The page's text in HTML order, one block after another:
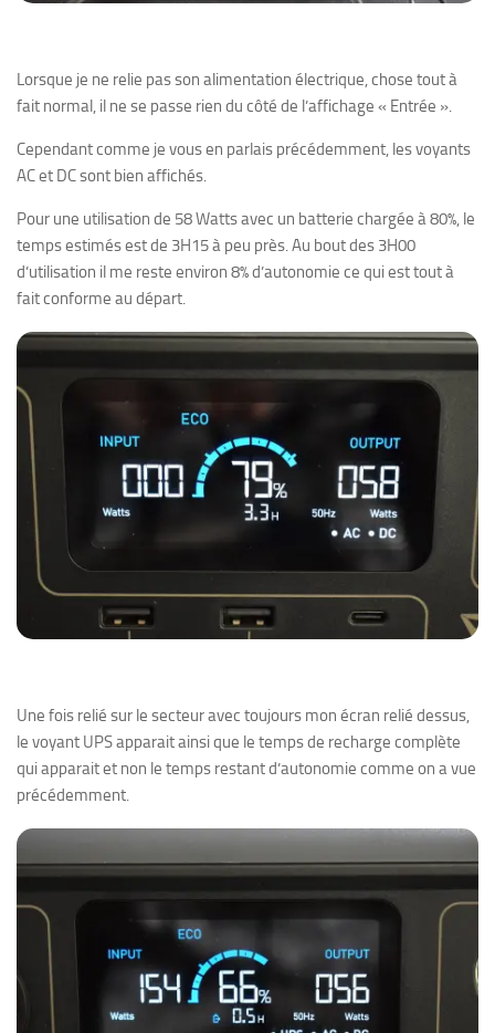
Lorsque je ne relie pas son alimentation électrique, chose tout à
fait normal, il ne se passe rien du côté de l’affichage « Entrée ».
Cependant comme je vous en parlais précédemment, les voyants
AC et DC sont bien affichés.
Pour une utilisation de 58 Watts avec un batterie chargée à 80%, le
temps estimés est de 3H15 à peu près. Au bout des 3H00
d’utilisation il me reste environ 8% d’autonomie ce qui est tout à
fait conforme au départ.
Une fois relié sur le secteur avec toujours mon écran relié dessus,
le voyant UPS apparait ainsi que le temps de recharge complète
qui apparait et non le temps restant d’autonomie comme on a vue
précédemment.